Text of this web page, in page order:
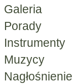
Galeria
Porady
Instrumenty
Muzycy
Nagłośnienie